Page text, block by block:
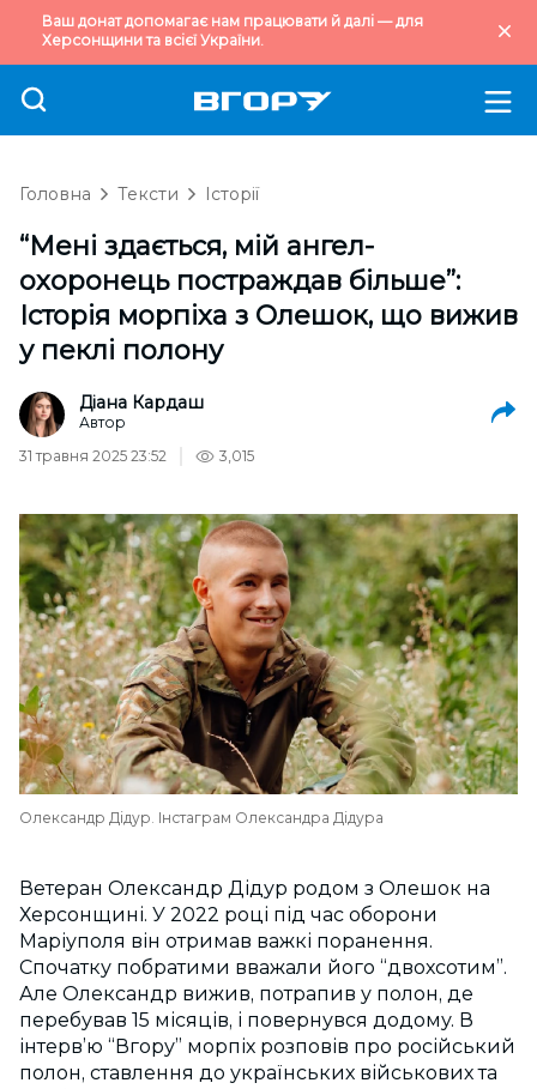
Ваш донат допомагає нам працювати й далі — для
Херсонщини та всієї України.
Головна Тексти Історії
“Мені здається, мій ангел-
охоронець постраждав більше”:
Історія морпіха з Олешок, що вижив
у пеклі полону
Діана Кардаш
Автор
31 травня 2025 23:52
3,015
Олександр Дідур. Інстаграм Олександра Дідура
Ветеран Олександр Дідур родом з Олешок на
Херсонщині. У 2022 році під час оборони
Маріуполя він отримав важкі поранення.
Спочатку побратими вважали його “двохсотим”.
Але Олександр вижив, потрапив у полон, де
перебував 15 місяців, і повернувся додому. В
інтерв’ю “Вгору” морпіх розповів про російський
полон, ставлення до українських військових та